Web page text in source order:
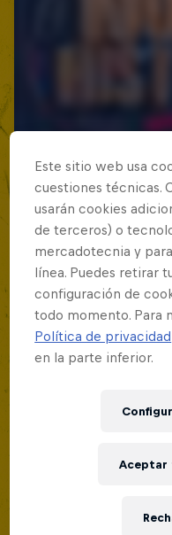
Red Bull
Este sitio web usa
cuestiones técnicas.
usarán cookies
de terceros) o
mercadotecnia y
línea. Puedes retirar
configuración de
todo momento. Para
Política de privacidad
en la parte inferior.
Aceptar